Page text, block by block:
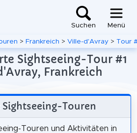
Suchen Menü
> Frankreich > Ville-d'Avray > Tour
Sightseeing-Tour #1
Frankreich
Touren
Touren und Aktivitäten in